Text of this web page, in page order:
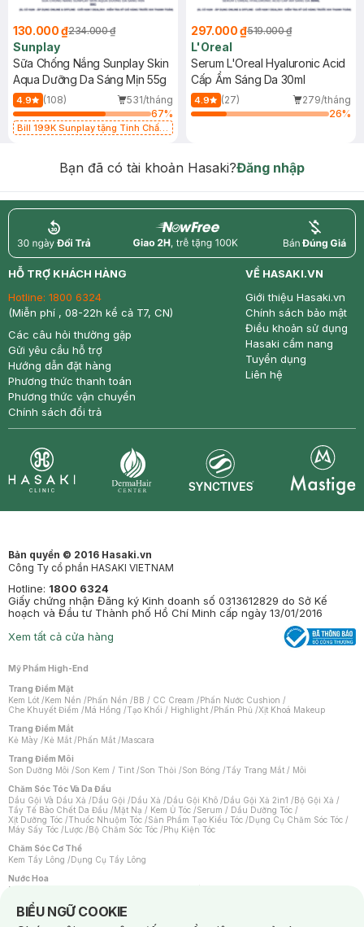
130.000 ₫234.000 ₫
Sunplay
Sữa Chống Nắng Sunplay Skin
Aqua Dưỡng Da Sáng Mịn 55g
4.9 (108)
531/tháng
67%
Bill 199K Sunplay tặng Tinh Chất
297.000 ₫519.000 ₫
L'Oreal
Serum L'Oreal Hyaluronic Acid
Cấp Ẩm Sáng Da 30ml
4.9 (27)
279/tháng
26%
Bạn đã có tài khoản Hasaki?Đăng nhập
return nowfree price
HỖ TRỢ KHÁCH HÀNG
Hotline: 1800 6324
(Miễn phí , 08-22h kể cả T7, CN)
Các câu hỏi thường gặp
Gửi yêu cầu hỗ trợ
Hướng dẫn đặt hàng
Phương thức thanh toán
Phương thức vận chuyển
Chính sách đổi trả
VỀ HASAKI.VN
Giới thiệu Hasaki.vn
Chính sách bảo mật
Điều khoản sử dụng
Hasaki cẩm nang
Tuyển dụng
Liên hệ
Bản quyền © 2016 Hasaki.vn
Công Ty cổ phần HASAKI VIETNAM
Hotline: 1800 6324
Giấy chứng nhận Đăng ký Kinh doanh số 0313612829 do Sở Kế
hoạch và Đầu tư Thành phố Hồ Chí Minh cấp ngày 13/01/2016
Xem tất cả cửa hàng
Mỹ Phẩm High-End
Trang Điểm Mặt
Kem Lót /Kem Nền /Phấn Nền /BB / CC Cream /Phấn Nước Cushion /
Che Khuyết Điểm /Má Hồng /Tạo Khối / Highlight /Phấn Phủ /Xịt Khoá Makeup
Trang Điểm Mắt
Kẻ Mày /Kẻ Mắt /Phấn Mắt /Mascara
Trang Điểm Môi
Son Dưỡng Môi /Son Kem / Tint /Son Thỏi /Son Bóng /Tẩy Trang Mắt / Môi
Chăm Sóc Tóc Và Da Đầu
Dầu Gội Và Dầu Xả /Dầu Gội /Dầu Xả /Dầu Gội Khô /Dầu Gội Xả 2in1 /Bộ Gội Xả /
Tẩy Tế Bào Chết Da Đầu /Mặt Nạ / Kem Ủ Tóc /Serum / Dầu Dưỡng Tóc /
Xịt Dưỡng Tóc /Thuốc Nhuộm Tóc /Sản Phẩm Tạo Kiểu Tóc /Dụng Cụ Chăm Sóc Tóc /
Máy Sấy Tóc /Lược /Bộ Chăm Sóc Tóc /Phụ Kiện Tóc
Chăm Sóc Cơ Thể
Kem Tẩy Lông /Dụng Cụ Tẩy Lông
Nước Hoa
Nước Hoa Nữ
Chăm Sóc Cá Nhân
BIỂU NGỮ COOKIE
Notice about cookies usage